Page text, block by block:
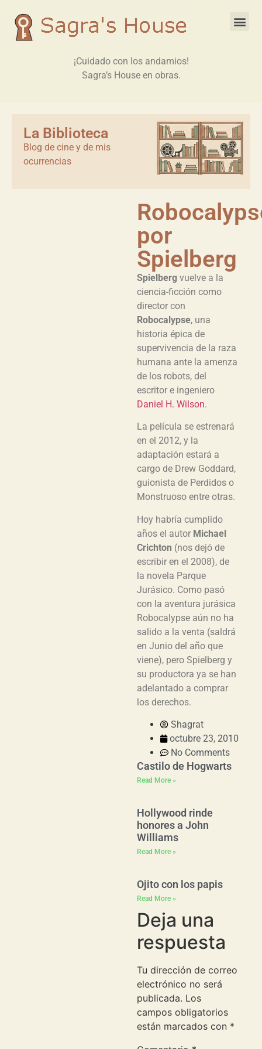
¡Cuidado con los andamios!
Sagra’s House en obras.
La Biblioteca
Blog de cine y de mis
ocurrencias
por
Spielberg
Spielberg vuelve a la
ciencia-ficción como
director con
Robocalypse, una
historia épica de
supervivencia de la raza
humana ante la amenza
de los robots, del
escritor e ingeniero
Daniel H. Wilson.
La película se estrenará
en el 2012, y la
adaptación estará a
cargo de Drew Goddard,
guionista de Perdidos o
Monstruoso entre otras.
Hoy habría cumplido
años el autor Michael
Crichton (nos dejó de
escribir en el 2008), de
la novela Parque
Jurásico. Como pasó
con la aventura jurásica
Robocalypse aún no ha
salido a la venta (saldrá
en Junio del año que
viene), pero Spielberg y
su productora ya se han
adelantado a comprar
los derechos.
Shagrat
octubre 23, 2010
No Comments
Castilo de Hogwarts
Read More »
Hollywood rinde
honores a John
Williams
Read More »
Ojito con los papis
Read More »
Deja una
respuesta
Tu dirección de correo
electrónico no será
publicada. Los
campos obligatorios
están marcados con *